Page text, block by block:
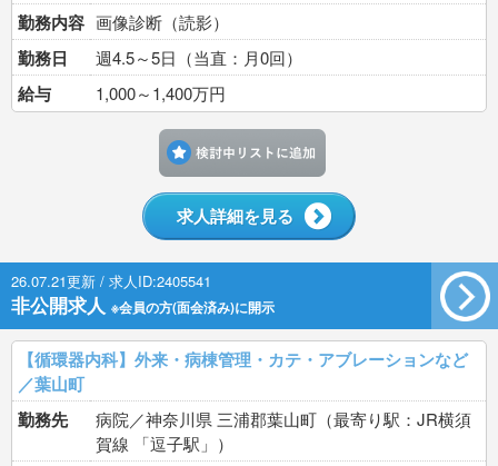
勤務内容 画像診断（読影）
勤務日 週4.5～5日（当直：月0回）
給与 1,000～1,400万円
求人詳細を見る
26.07.21更新 / 求人ID:2405541
非公開求人 ※会員の方(面会済み)に開示
【循環器内科】外来・病棟管理・カテ・アブレーションなど
／葉山町
勤務先
病院／神奈川県 三浦郡葉山町（最寄り駅：JR横須
賀線 「逗子駅」）